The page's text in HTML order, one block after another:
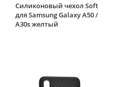
Силиконовый чехол Soft
для Samsung Galaxy A50 /
A30s желтый